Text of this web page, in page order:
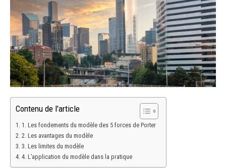
Contenu de l'article
1. Les fondements du modèle des 5 forces de Porter
2. Les avantages du modèle
3. Les limites du modèle
4. L’application du modèle dans la pratique